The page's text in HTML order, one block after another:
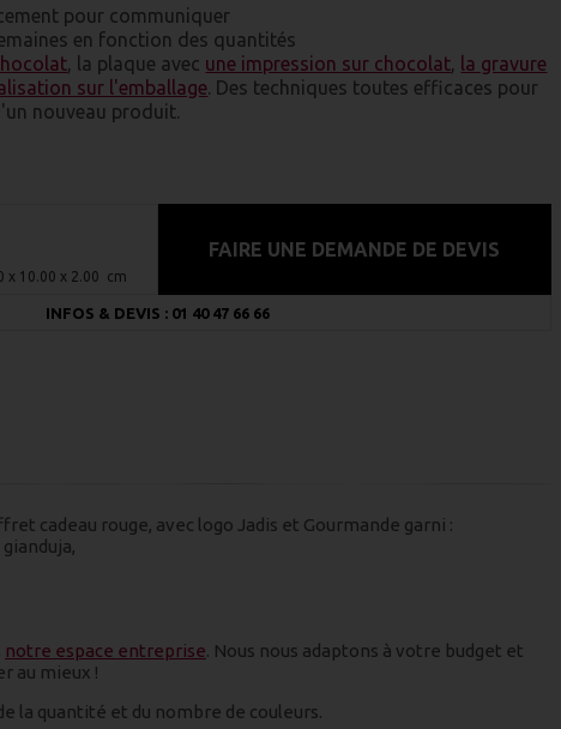
pour communiquer
en fonction des quantités
, la plaque avec une impression sur chocolat,
la gravure
sur l'emballage. Des techniques toutes efficaces pour
nouveau produit.
x 10.00 x 2.00 cm
FAIRE UNE DEMANDE DE DEVIS
INFOS & DEVIS : 01 40 47 66 66
cadeau rouge, avec logo Jadis et Gourmande garni :
notre espace entreprise. Nous nous adaptons à votre budget et
au mieux !
la quantité et du nombre de couleurs.